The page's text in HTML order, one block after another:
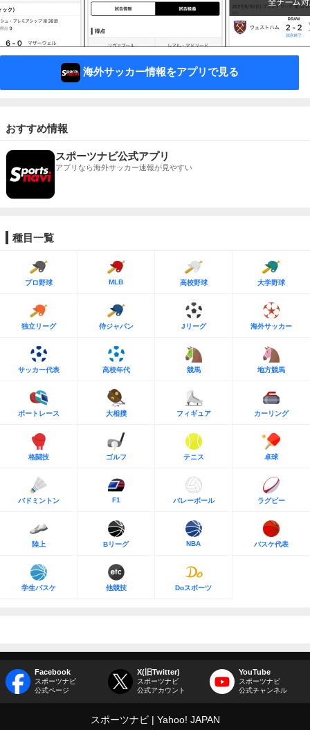
海外サッカー情報をアプリで見る
おすすめ情報
スポーツナビ公式アプリ
アプリなら海外サッカー速報が見やすい
種目一覧
プロ野球 MLB 高校野球 大学野球
独立リーグ 侍ジャパン Jリーグ 海外サッカー
サッカー代表 高校年代 競馬 地方競馬
ボートレース 大相撲 フィギュア カーリング
格闘技 ゴルフ テニス 卓球
バドミントン F1 バレーボール ラグビー
陸上 Bリーグ NBA バスケ代表
学生バスケ 他競技 Doスポーツ
Facebook
スポーツナビ
公式ページ
X(旧Twitter)
スポーツナビ
公式アカウント
YouTube
スポーツナビ
公式チャンネル
スポーツナビ Yahoo! JAPAN